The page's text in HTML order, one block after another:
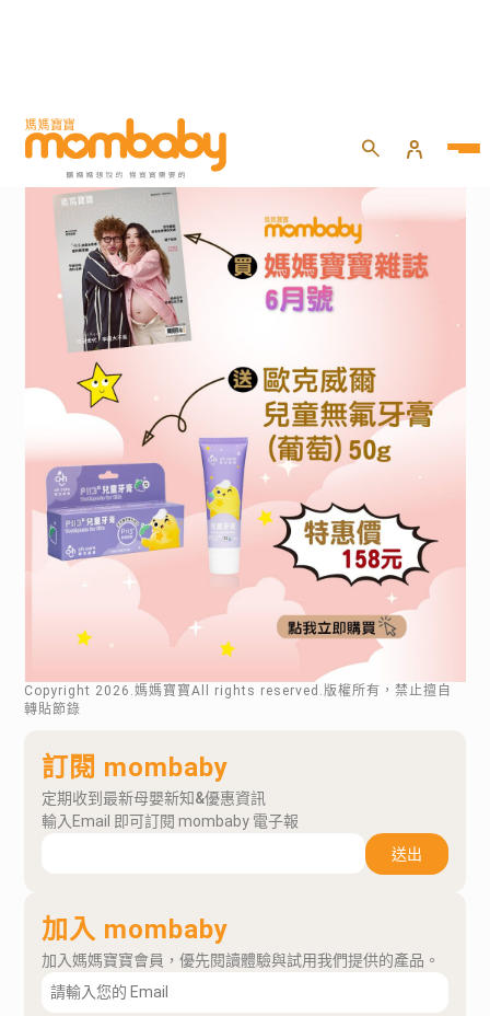
Copyright 2026 .媽媽寶寶All rights reserved.版權所有，禁止擅自
轉貼節錄
訂閱 mombaby
定期收到最新母嬰新知&優惠資訊
輸入Email 即可訂閱 mombaby 電子報
送出
加入 mombaby
加入媽媽寶寶會員，優先閱讀體驗與試用我們提供的產品。